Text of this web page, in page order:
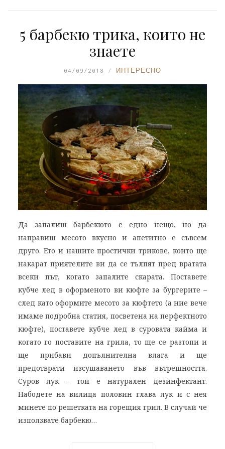
5 барбекю трика, които не
знаете
04/09/2018 ИНТЕРЕСНО
Да запалиш барбекюто е едно нещо, но да
направиш месото вкусно и апетитно е съвсем
друго. Ето и нашите простички трикове, които ще
накарат приятелите ви да се тълпят пред вратата
всеки път, когато запалите скарата. Поставете
кубче лед в оформеното ви кюфте за бургерите –
след като оформите месото за кюфтето (а ние вече
имаме подробна статия, посветена на перфектното
кюфте), поставете кубче лед в суровата кайма и
когато го поставите на грила, то ще се разтопи и
ще прибави допълнителна влага и ще
предотврати изсушаването във вътрешността.
Суров лук – той е натурален дезинфектант.
Набодете на вилица половин глава лук и с нея
минете по решетката на горещия грил. В случай че
използвате барбекю…